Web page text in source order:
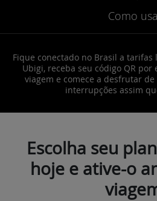
Como
Fique conectado no Brasil a tarifas
Ubigi, receba seu código QR por
viagem e comece a desfrutar
interrupções assim
Escolha seu
hoje e ative-o